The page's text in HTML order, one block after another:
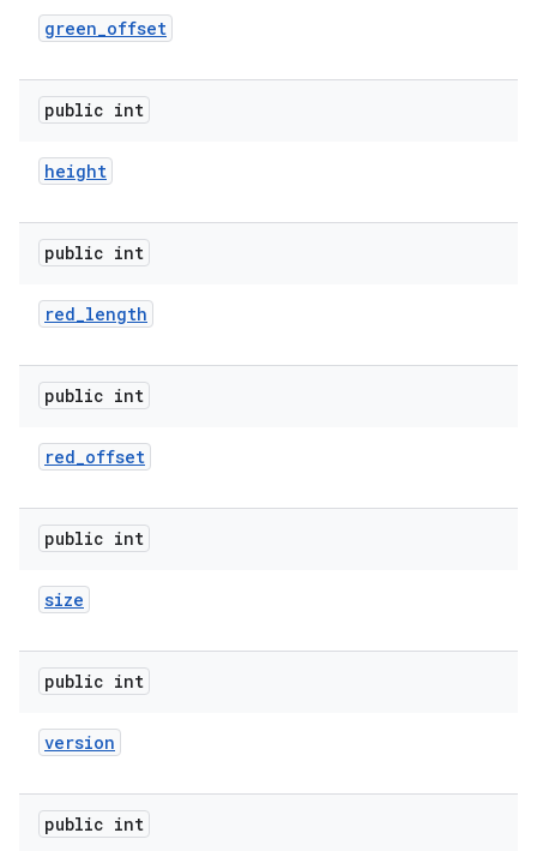
green_offset
public int
height
public int
red_length
public int
red_offset
public int
size
public int
version
public int